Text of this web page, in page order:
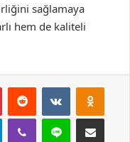
sağlamaya
hem de kaliteli
PinterestReddit VKontakte
TelegramViber Line E-Posta ile